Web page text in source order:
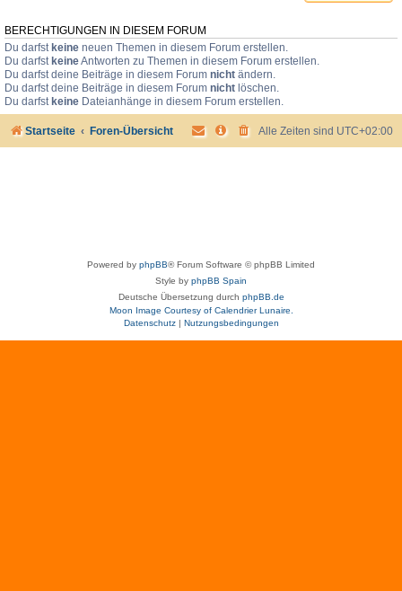
BERECHTIGUNGEN IN DIESEM FORUM
Du darfst keine neuen Themen in diesem Forum erstellen.
Du darfst keineAntworten zu Themen in diesem Forum erstellen.
Du darfst deine Beiträge in diesem Forum nicht ändern.
Du darfst deine Beiträge in diesem Forum nicht löschen.
Du darfst keine Dateianhänge in diesem Forum erstellen.
Startseite Foren-Übersicht Alle Zeiten sind UTC+02:00
Powered by phpBB® Forum Software © phpBB Limited
Style by phpBB Spain
Deutsche Übersetzung durch phpBB.de
Moon Image Courtesy of Calendrier Lunaire.
Datenschutz| Nutzungsbedingungen